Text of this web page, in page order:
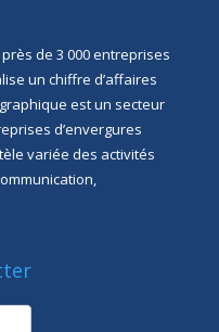
de 3 000 entreprises
un chiffre d’affaires
est un secteur
d’envergures
variée des activités